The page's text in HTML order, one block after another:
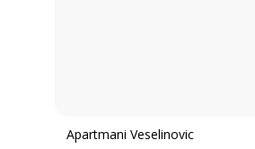
Apartmani Veselinovic